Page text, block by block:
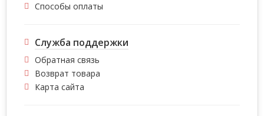
Способы оплаты
Служба поддержки
Обратная связь
Возврат товара
Карта сайта